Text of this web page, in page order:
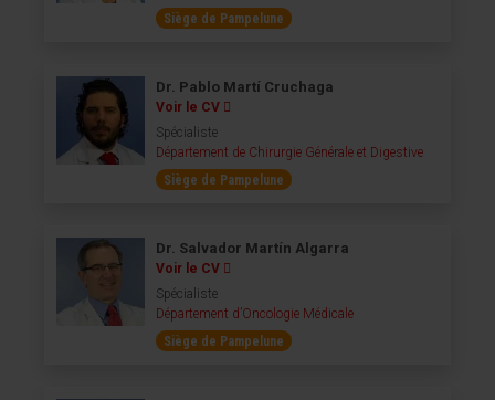
Siège de Pampelune
Dr. Pablo Martí Cruchaga
Voir le CV
Spécialiste
Département de Chirurgie Générale et Digestive
Siège de Pampelune
Dr. Salvador Martín Algarra
Voir le CV
Spécialiste
Département d’Oncologie Médicale
Siège de Pampelune